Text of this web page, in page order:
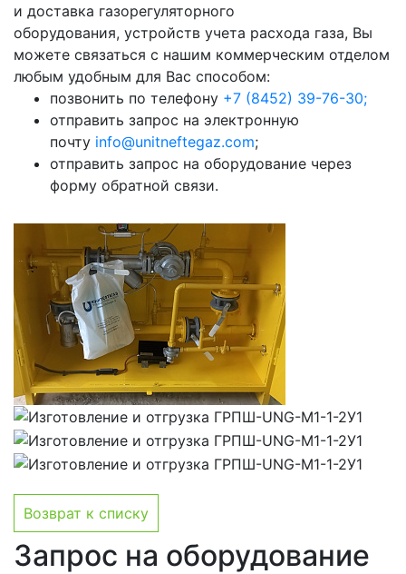
и доставка газорегуляторного
оборудования, устройств учета расхода газа, Вы
можете связаться с нашим коммерческим отделом
любым удобным для Вас способом:
позвонить по телефону +7 (8452) 39-76-30;
отправить запрос на электронную
почту info@unitneftegaz.com;
отправить запрос на оборудование через
форму обратной связи.
Возврат к списку
Запрос на оборудование